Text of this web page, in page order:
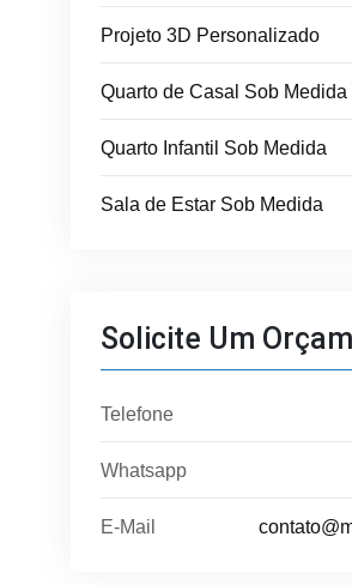
Projeto 3D Personalizado
Quarto de Casal Sob Medida
Quarto Infantil Sob Medida
Sala de Estar Sob Medida
Solicite Um
Telefone
Whatsapp
E-Mail